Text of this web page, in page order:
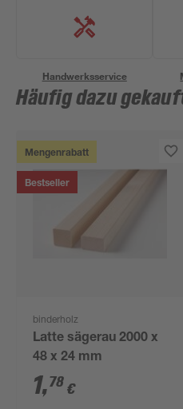
Handwerksservice
Häufig dazu
Mengenrabatt
Bestseller
binderholz
Latte sägerau 2000 x
48 x 24 mm
1,78 €